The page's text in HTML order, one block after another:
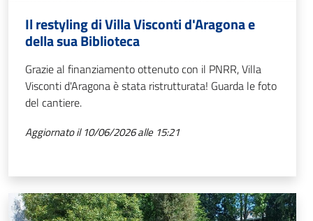
Il restyling di Villa Visconti d'Aragona e
della sua Biblioteca
Grazie al finanziamento ottenuto con il PNRR, Villa
Visconti d'Aragona è stata ristrutturata! Guarda le foto
del cantiere.
Aggiornato il 10/06/2026 alle 15:21